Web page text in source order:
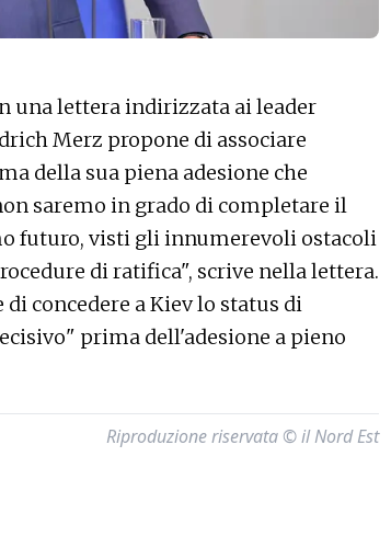
una lettera indirizzata ai leader
Merz propone di associare
della sua piena adesione che
saremo in grado di completare il
futuro, visti gli innumerevoli ostacoli
di ratifica", scrive nella lettera.
concedere a Kiev lo status di
prima dell'adesione a pieno
Riproduzione riservata © il Nord Est